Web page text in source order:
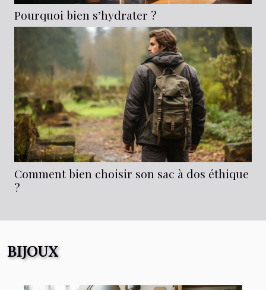
Pourquoi bien s’hydrater ?
Comment bien choisir son sac à dos éthique
?
BIJOUX